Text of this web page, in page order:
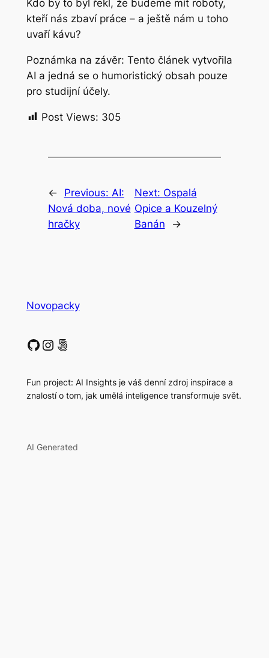
Kdo by to byl řekl, že budeme mít roboty,
kteří nás zbaví práce – a ještě nám u toho
uvaří kávu?
Poznámka na závěr: Tento článek vytvořila
AI a jedná se o humoristický obsah pouze
pro studijní účely.
Post Views: 305
← Previous: AI:
Nová doba, nové
hračky
Next: Ospalá
Opice a Kouzelný
Banán
→
Novopacky
GitHub Instagram 500px
Fun project: AI Insights je váš denní zdroj inspirace a
znalostí o tom, jak umělá inteligence transformuje svět.
AI Generated